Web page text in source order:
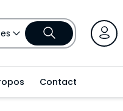
Contact